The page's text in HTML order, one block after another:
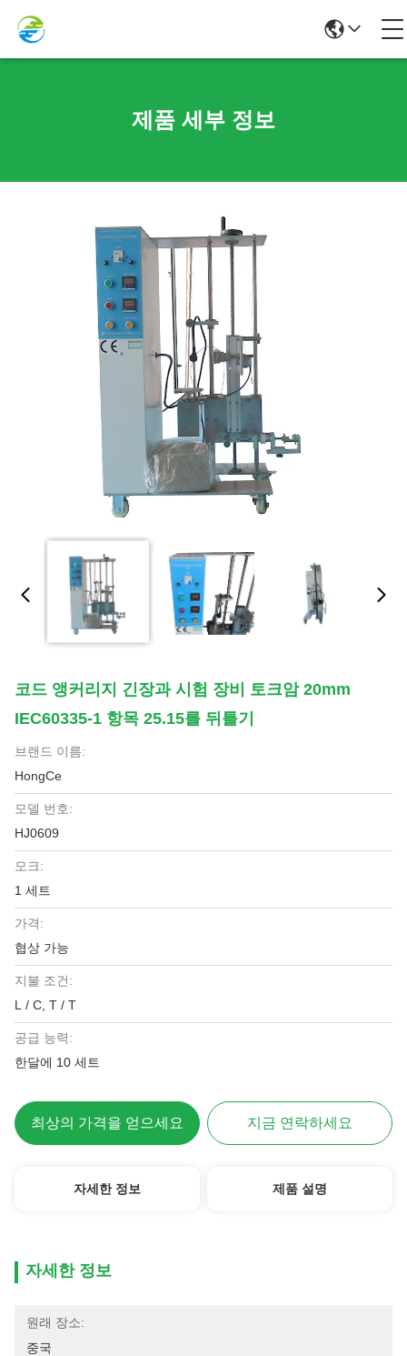
제품 세부 정보
코드 앵커리지 긴장과 시험 장비 토크암 20mm
IEC60335-1 항목 25.15를 뒤틀기
브랜드 이름:
HongCe
모델 번호:
HJ0609
모크:
1 세트
가격:
협상 가능
지불 조건:
L / C, T / T
공급 능력:
한달에 10 세트
최상의 가격을 얻으세요 지금 연락하세요
자세한 정보 제품 설명
자세한 정보
원래 장소:
중국